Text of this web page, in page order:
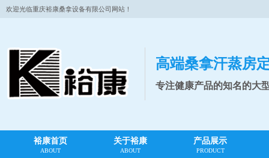
欢迎光临重庆裕康桑拿设备有限公司网站！
高端桑拿汗蒸房
专注健康产品的知名的大
裕康首页
ABOUT
关于裕康
ABOUT
产品展示
PRODUCT